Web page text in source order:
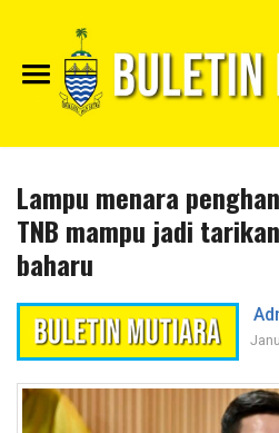
Lampu menara
TNB mampu jadi
baharu